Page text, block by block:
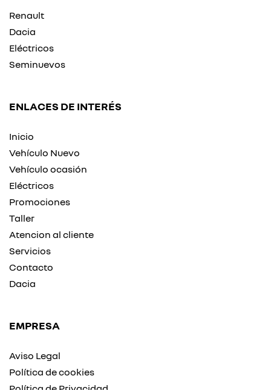
Renault
Dacia
Eléctricos
Seminuevos
ENLACES DE INTERÉS
Inicio
Vehículo Nuevo
Vehículo ocasión
Eléctricos
Promociones
Taller
Atencion al cliente
Servicios
Contacto
Dacia
EMPRESA
Aviso Legal
Política de cookies